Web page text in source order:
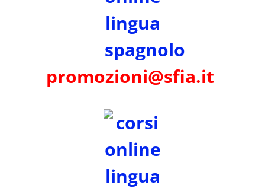
promozioni@sfia.it